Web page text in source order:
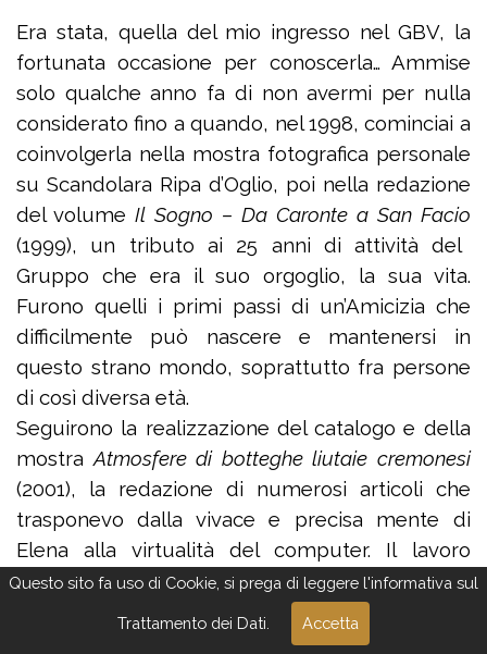
Era stata, quella del mio ingresso nel GBV, la
fortunata occasione per conoscerla… Ammise
solo qualche anno fa di non avermi per nulla
considerato fino a quando, nel 1998, cominciai a
coinvolgerla nella mostra fotografica personale
su Scandolara Ripa d’Oglio, poi nella redazione
del volume Il Sogno – Da Caronte a San Facio
(1999), un tributo ai 25 anni di attività del
Gruppo che era il suo orgoglio, la sua vita.
Furono quelli i primi passi di un’Amicizia che
difficilmente può nascere e mantenersi in
questo strano mondo, soprattutto fra persone
di così diversa età.
Seguirono la realizzazione del catalogo e della
mostra Atmosfere di botteghe liutaie cremonesi
(2001), la redazione di numerosi articoli che
trasponevo dalla vivace e precisa mente di
Elena alla virtualità del computer. Il lavoro
comune più grosso fu quello su Walter
Stauffer, l’opera prima di Elena della quale
andava particolarmente fiera: lavorammo fianco
Questo sito fa uso di Cookie, si prega di leggere l'informativa sul
Trattamento dei Dati. Accetta